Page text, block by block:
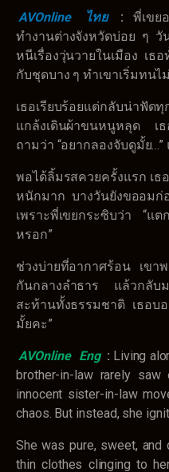
AVOnline ไทย : พี่เขย
ทำงานต่างจังหวัดบ่อย ๆ วั
หนีเรื่องวุ่นวายในเมือง เ
กับชุดบาง ๆ ทำเขาเริ่มทนไ
เธอเรียบร้อยแต่กลับน่าฟั
แกล้งเดินผ้าขนหนูหลุด เ
ถามว่า “อยากลองจับดูมั้ย
พอได้ลิ้มรสควยครั้งแรก เธ
หนักมาก บางวันยังขออมก่
เพราะพี่เขยกระซิบว่า “แ
หรอก”
ช่วงบ่ายที่อากาศร้อน เขา
กันกลางลำธาร แล้วกลับ
สะท้านทั้งธรรมชาติ เธอบ
มั้ยคะ”
AVOnline Eng : Living
brother-in-law rarely
innocent sister-in-law
chaos. But instead, she
She was pure, sweet, and
thin clothes clinging to